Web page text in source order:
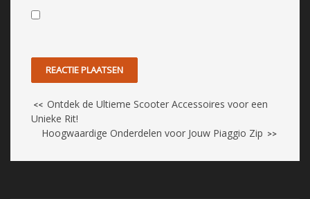
<< Ontdek de Ultieme Scooter Accessoires voor een
Unieke Rit!
Hoogwaardige Onderdelen voor Jouw Piaggio Zip >>